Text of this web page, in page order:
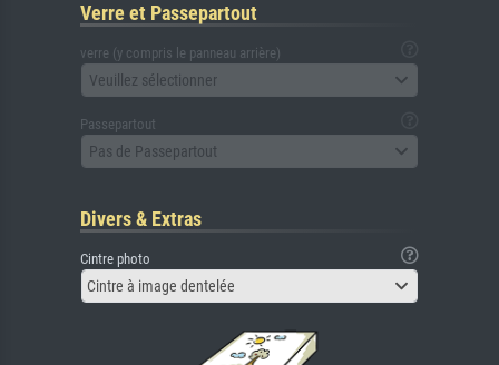
Verre et Passepartout
verre (y compris le panneau arrière)
Veuillez sélectionner
Passepartout
Pas de Passepartout
Divers & Extras
Cintre photo
Cintre à image dentelée